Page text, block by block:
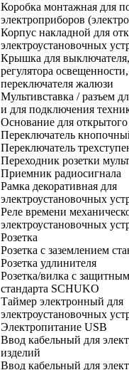
Коробка монтажная для
электроприборов
Корпус накладной для
электроустановочных
Крышка для
регулятора
переключателя жалюзи
Мультивставка / разъем
и для подключения
Основание для
Переключатель
Переключатель
Переходник розетки
Приемник радиосигнала
Рамка декоративная для
электроустановочных
Реле времени
электроустановочных
Розетка
Розетка с заземлением
Розетка удлинителя
Розетка/вилка с
стандарта SCHUKO
Таймер электронный для
электроустановочных
Электропитание USB
Ввод кабельный для
изделий
Ввод кабельный для